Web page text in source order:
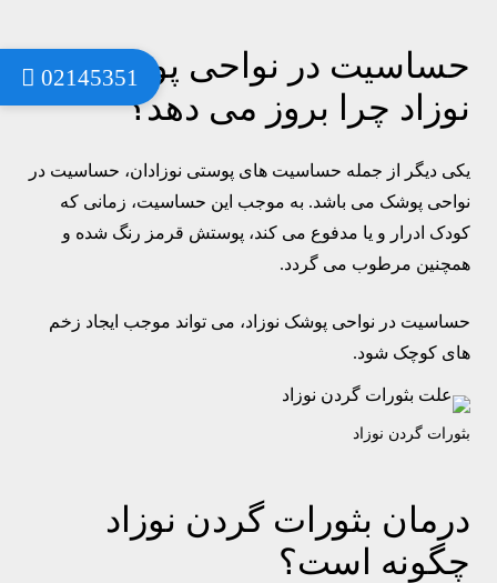
02145351حساسیت در نواحی پوشک
نوزاد چرا بروز می دهد؟
یکی دیگر از جمله حساسیت های پوستی نوزادان، حساسیت در
نواحی پوشک می باشد. به موجب این حساسیت، زمانی که
کودک ادرار و یا مدفوع می کند، پوستش قرمز رنگ شده و
همچنین مرطوب می گردد.
حساسیت در نواحی پوشک نوزاد، می تواند موجب ایجاد زخم
های کوچک شود.
بثورات گردن نوزاد
درمان بثورات گردن نوزاد
چگونه است؟